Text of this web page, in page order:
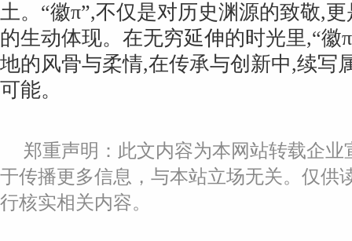
土。“徽π”,不仅是对历史渊源的致敬,
的生动体现。在无穷延伸的时光里,“徽
地的风骨与柔情,在传承与创新中,续写
可能。
郑重声明：此文内容为本网站转载企业
于传播更多信息，与本站立场无关。仅供
行核实相关内容。